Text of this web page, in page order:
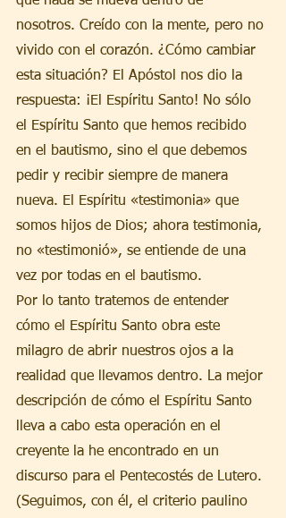
nosotros. Creído con la mente, pero no
vivido con el corazón. ¿Cómo cambiar
esta situación? El Apóstol nos dio la
respuesta: ¡El Espíritu Santo! No sólo
el Espíritu Santo que hemos recibido
en el bautismo, sino el que debemos
pedir y recibir siempre de manera
nueva. El Espíritu «testimonia» que
somos hijos de Dios; ahora testimonia,
no «testimonió», se entiende de una
vez por todas en el bautismo.
Por lo tanto tratemos de entender
cómo el Espíritu Santo obra este
milagro de abrir nuestros ojos a la
realidad que llevamos dentro. La mejor
descripción de cómo el Espíritu Santo
lleva a cabo esta operación en el
creyente la he encontrado en un
discurso para el Pentecostés de Lutero.
(Seguimos, con él, el criterio paulino